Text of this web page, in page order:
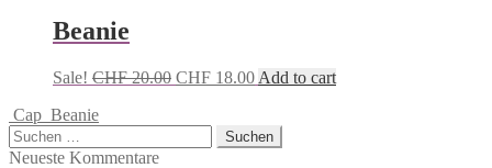
Beanie
Sale! CHF20.00 CHF 18.00 Add to cart
Cap Beanie
Suchen
nach:
Neueste Kommentare